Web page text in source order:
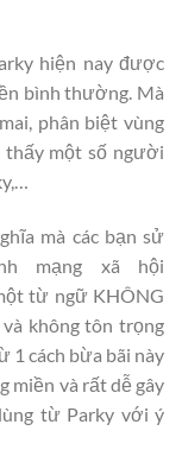
hiện nay được
bình thường. Mà
phân biệt vùng
thấy một số người
mà các bạn sử
mạng xã hội
từ ngữ KHÔNG
không tôn trọng
1 cách bừa bãi này
miền và rất dễ gây
từ Parky với ý